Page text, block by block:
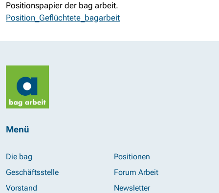
Positionspapier der bag arbeit.
Position_Geflüchtete_bagarbeit
Menü
Die bag
Geschäftsstelle
Vorstand
Positionen
Forum Arbeit
Newsletter